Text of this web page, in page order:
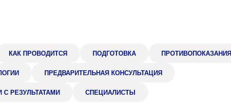
КАК ПРОВОДИТСЯ ПОДГОТОВКА ПРОТИВОПОКАЗАНИЯ
ПРЕДВАРИТЕЛЬНАЯ КОНСУЛЬТАЦИЯ
РЕЗУЛЬТАТАМИ СПЕЦИАЛИСТЫ